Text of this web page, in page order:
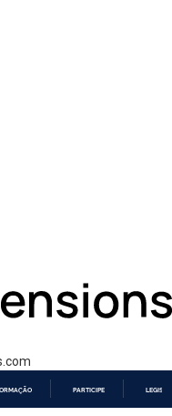
PARTICIPE